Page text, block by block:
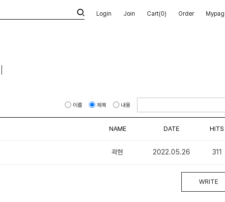
Login Join Cart(0) Order
이름 제목 내용
NAME DATE HITS
곽현 2022.05.26 311
WRITE